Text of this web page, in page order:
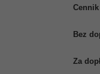
Bez
Za